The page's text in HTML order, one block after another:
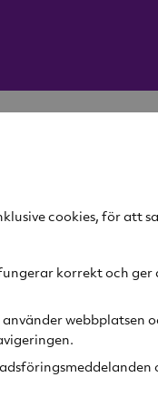
cookies, för att
korrekt och ger
webbplatsen
ICE
Rek. pris 32 kr
Lägg i